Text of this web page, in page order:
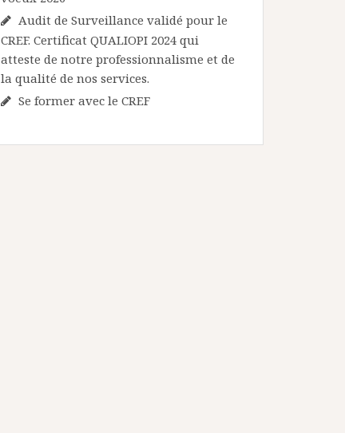
Audit de Surveillance validé pour le
CREF. Certificat QUALIOPI 2024 qui
atteste de notre professionnalisme et de
la qualité de nos services.
Se former avec le CREF